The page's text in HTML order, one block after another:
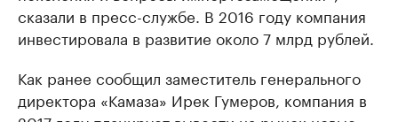
сказали в пресс-службе. В 2016 году компания
инвестировала в развитие около 7 млрд рублей.
Как ранее сообщил заместитель генерального
директора «Камаза» Ирек Гумеров, компания в